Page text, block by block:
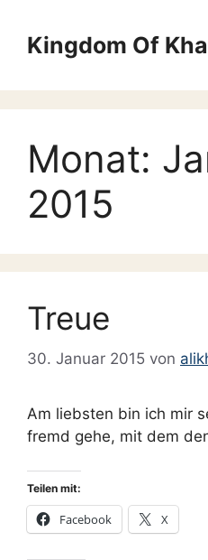
Inhalt
springen
Kingdom Of
Monat:
2015
Treue
30. Januar 2015 von
Am liebsten bin ich mir
fremd gehe, mit dem
Teilen mit:
Facebook X